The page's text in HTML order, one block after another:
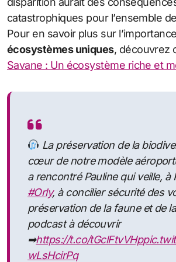
catastrophiques pour l’ensemble
Pour en savoir plus sur
écosystèmes uniques, découvrez
Savane : Un écosystème riche et
La préservation de la
cœur de notre modèle
a rencontré Pauline qui veille, à
#Orly, à concilier sécurité des
préservation de la faune et de
podcast à découvrir
➡https://t.co/tGclFtvVHp
wLsHcirPq